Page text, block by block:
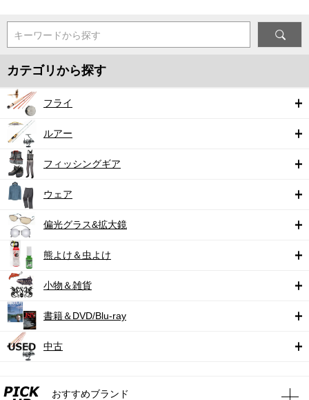
キーワードから探す
カテゴリから探す
フライ
ルアー
フィッシングギア
ウェア
偏光グラス&拡大鏡
熊よけ＆虫よけ
小物＆雑貨
書籍＆DVD/Blu-ray
中古
おすすめブランド